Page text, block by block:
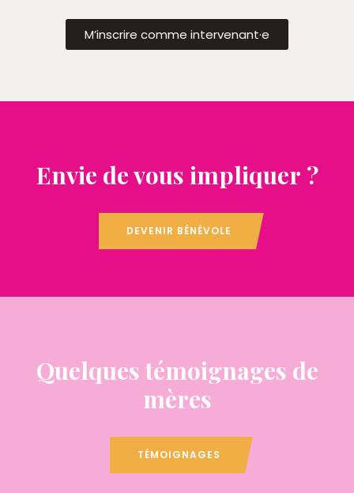
M’inscrire comme intervenant·e
Envie de vous impliquer ?
DEVENIR BÉNÉVOLE
Quelques témoignages de
mères
TÉMOIGNAGES